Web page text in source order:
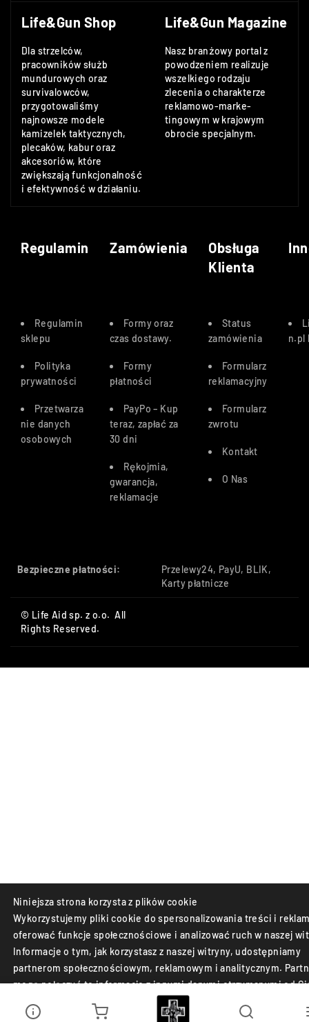
Life&Gun Shop
Dla strzelców,
pracowników służb
mundurowych oraz
survivalowców,
przygotowaliśmy
najnowsze modele
kamizelek taktycznych,
plecaków, kabur oraz
akcesoriów, które
zwiększają funkcjonalność
i efektywność w działaniu.
Life&Gun Magazine
Nasz branżowy portal z
powodzeniem realizuje
wszelkiego rodzaju
zlecenia o charakterze
reklamowo-marke-
tingowym w krajowym
obrocie specjalnym.
Regulamin Zamówienia
Obsługa
Klienta
Regulamin
sklepu
Polityka
prywatności
Przetwarza
nie danych
osobowych
Formy oraz
czas dostawy.
Formy
płatności
PayPo – Kup
teraz, zapłać za
30 dni
Rękojmia,
gwarancja,
reklamacje
Status
zamówienia
Formularz
reklamacyjny
Formularz
zwrotu
Kontakt
O Nas
n.pl
Bezpieczne płatności:
Przelewy24, PayU, BLIK,
Karty płatnicze
© Life Aid sp. z o.o. All
Rights Reserved.
Niniejsza strona korzysta z plików cookie
Wykorzystujemy pliki cookie do spersonalizowania treści i
oferować funkcje społecznościowe i analizować ruch w naszej
Informacje o tym, jak korzystasz z naszej witryny, udostępniamy
partnerom społecznościowym, reklamowym i analitycznym.
mogą połączyć te informacje z innymi danymi otrzymanymi od
lub uzyskanymi podczas korzystania z ich usług.